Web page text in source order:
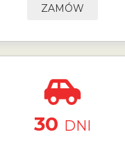
ZAMÓW
30 DNI